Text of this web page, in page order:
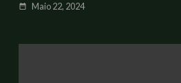
date_range Maio 22, 2024